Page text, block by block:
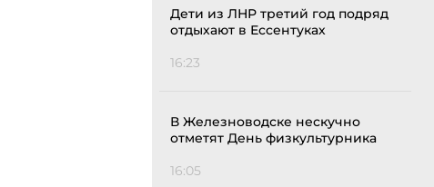
Дети из ЛНР третий год подряд
отдыхают в Ессентуках
16:23
В Железноводске нескучно
отметят День физкультурника
16:05